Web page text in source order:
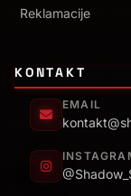
Reklamacije
KONTAKT
EMAIL